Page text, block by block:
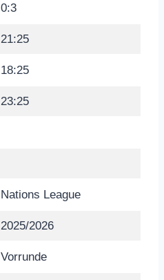
0:3
21:25
18:25
23:25
Nations League
2025/2026
Vorrunde